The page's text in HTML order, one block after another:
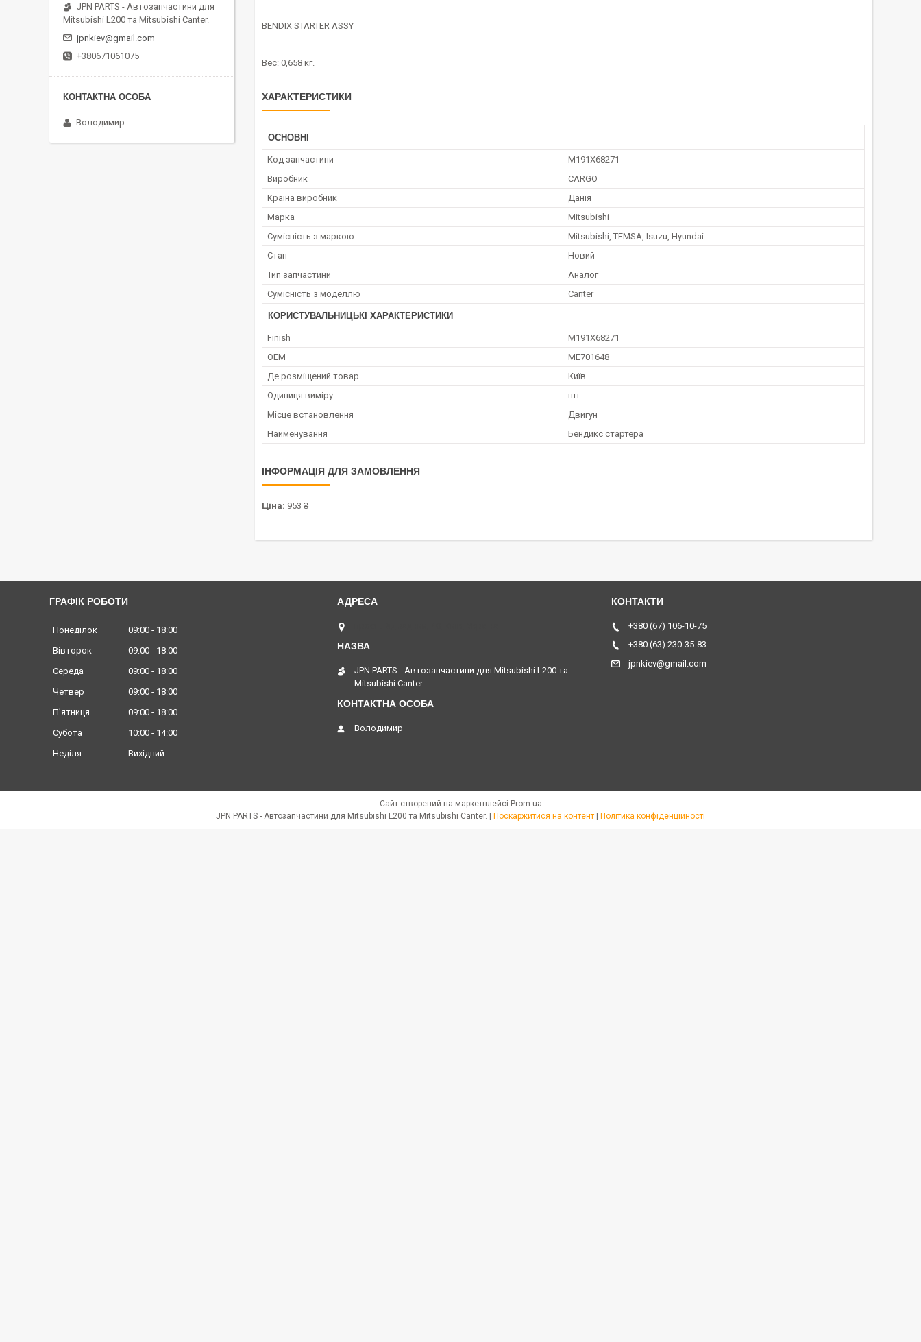
BENDIX STARTER ASSY
Вес: 0,658 кг.
ХАРАКТЕРИСТИКИ
ОСНОВНІ
Код запчастини
M191X68271
Виробник
CARGO
Країна виробник
Данія
Марка
Mitsubishi
Сумісність з маркою
Mitsubishi, TEMSA, Isuzu, Hyundai
Стан
Новий
Тип запчастини
Аналог
Сумісність з моделлю
Canter
КОРИСТУВАЛЬНИЦЬКІ ХАРАКТЕРИСТИКИ
Finish
M191X68271
OEM
ME701648
Де розміщений товар
Київ
Одиниця виміру
шт
Місце встановлення
Двигун
Найменування
Бендикс стартера
ІНФОРМАЦІЯ ДЛЯ ЗАМОВЛЕННЯ
Ціна: 953 ₴
JPN PARTS - Автозапчастини для
Mitsubishi L200 та Mitsubishi Canter.
jpnkiev@gmail.com
+380671061075
Володимир
ГРАФІК РОБОТИ
Понеділок 09:00
18:00
Вівторок
09:00
18:00
Середа
09:00
18:00
Четвер
09:00
18:00
Пʼятниця
09:00
18:00
Субота
10:00
14:00
Неділя
Вихідний
JPN PARTS - Автозапчастини для Mitsubishi L200 та
Mitsubishi Canter.
Володимир
+380 (67) 106-10-75
+380 (63) 230-35-83
jpnkiev@gmail.com
Сайт створений на маркетплейсі Prom.ua
Поскаржитися на контент Політика конфіденційності